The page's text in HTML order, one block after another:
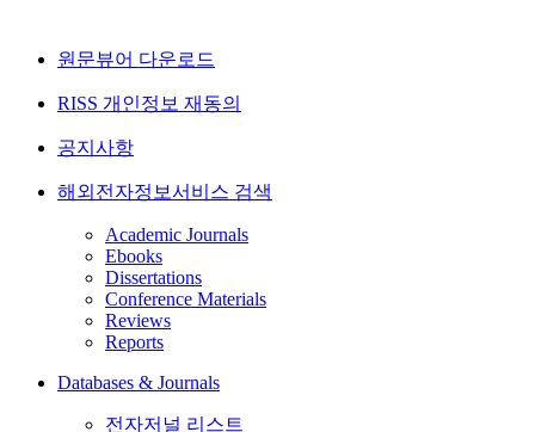
원문뷰어 다운로드
RISS 개인정보 재동의
공지사항
해외전자정보서비스 검색
Academic Journals
Ebooks
Dissertations
Conference Materials
Reviews
Reports
Databases & Journals
전자저널 리스트